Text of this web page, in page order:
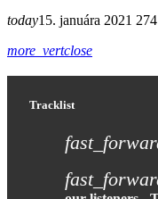
today15. januára 2021 274
more_vertclose
Tracklist